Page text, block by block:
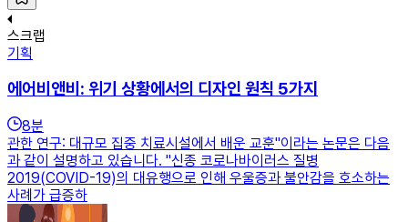
스크랩
기획
에어비앤비: 위기 상황에서의 디자인 원칙 5가지
8분
관한 연구: 대규모 집중 치료시설에서 배운 교훈"이라는 논문은 다음
과 같이 설명하고 있습니다. "신종 코로나바이러스 질병
2019(COVID-19)의 대유행으로 인해 우울증과 불안감을 호소하는
사례가 급증하